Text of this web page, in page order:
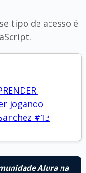
tipo de acesso é
jogando
#13
Alura na